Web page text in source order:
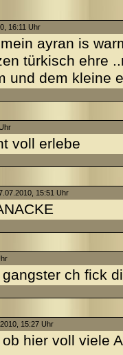
16:11 Uhr
ayran is
türkisch ehre
und dem kleine
voll erlebe
15:51 Uhr
ch fick
15:27 Uhr
hier voll viele